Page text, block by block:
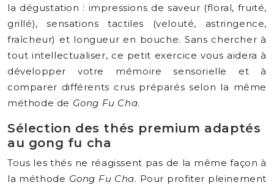
la dégustation : impressions de saveur (floral, fruité,
grillé), sensations tactiles (velouté, astringence,
fraîcheur) et longueur en bouche. Sans chercher à
tout intellectualiser, ce petit exercice vous aidera à
développer votre mémoire sensorielle et à
comparer différents crus préparés selon la même
méthode de Gong Fu Cha.
Sélection des thés premium adaptés
au gong fu cha
Tous les thés ne réagissent pas de la même façon à
la méthode Gong Fu Cha. Pour profiter pleinement